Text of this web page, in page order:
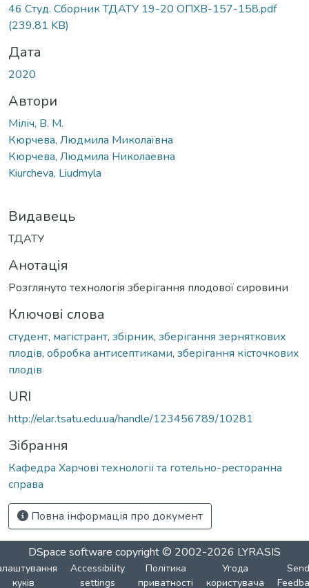
46 Студ. Сборник ТДАТУ 19-20 ОПХВ-157-158.pdf
(239.81 KB)
Дата
2020
Автори
Міліч, В. М.
Кюрчева, Людмила Миколаївна
Кюрчева, Людмила Николаевна
Kiurcheva, Liudmyla
Видавець
ТДАТУ
Анотація
Розглянуто технологія зберігання плодової сировини
Ключові слова
студент, магістрант, збірник, зберігання зерняткових
плодів, обробка антисептиками, зберігання кісточкових
плодів
URI
http://elar.tsatu.edu.ua/handle/123456789/10281
Зібрання
Кафедра Харчові технологіі та готельно-ресторанна
справа
Повна інформація про документ
DSpace software copyright © 2002-2026 LYRASIS
куків
Accessibility
settings
Політика
приватності
Угода
користувача
Send